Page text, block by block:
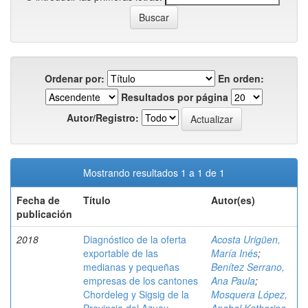
Ordenar por:
En orden:
Resultados por página
Autor/Registro:
Mostrando resultados 1 a 1 de 1
Fecha de
publicación
Título Autor(es)
2018
Diagnóstico de la oferta
exportable de las
medianas y pequeñas
empresas de los cantones
Chordeleg y Sigsig de la
Acosta Urigüen,
María Inés;
Benítez Serrano,
Ana Paula;
Mosquera López,